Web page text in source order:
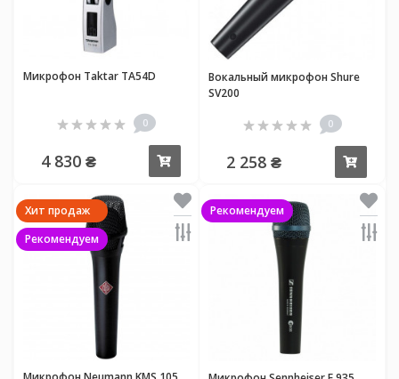
Микрофон Taktar TA54D
0
4 830 ₴
Вокальный микрофон Shure
SV200
0
2 258 ₴
Хит продаж
Рекомендуем
Рекомендуем